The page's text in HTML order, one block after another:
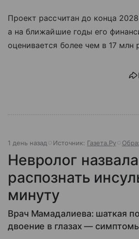
Проект рассчитан до конца
а на ближайшие годы его
оценивается более чем в 17 млн
1 день назад Источник: Газета.Ру
Невролог
распознать
минуту
Врач Мамадалиева: шаткая
двоение в глазах —